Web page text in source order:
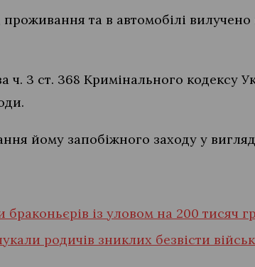
та в автомобілі вилучено
ч. 3 ст. 368 Кримінального кодексу
йому запобіжного заходу у
із уловом на 200 тисяч
родичів зниклих безвісти